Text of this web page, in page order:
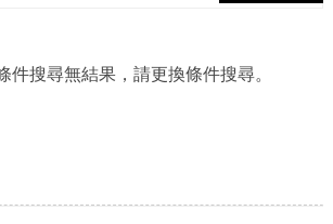
件搜尋無結果，請更換條件搜尋。